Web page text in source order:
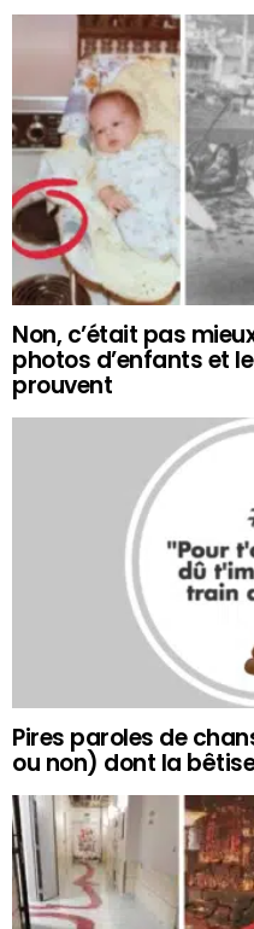
Non, c’était pas
photos d’enfants et
prouvent
Pires paroles de
ou non) dont la